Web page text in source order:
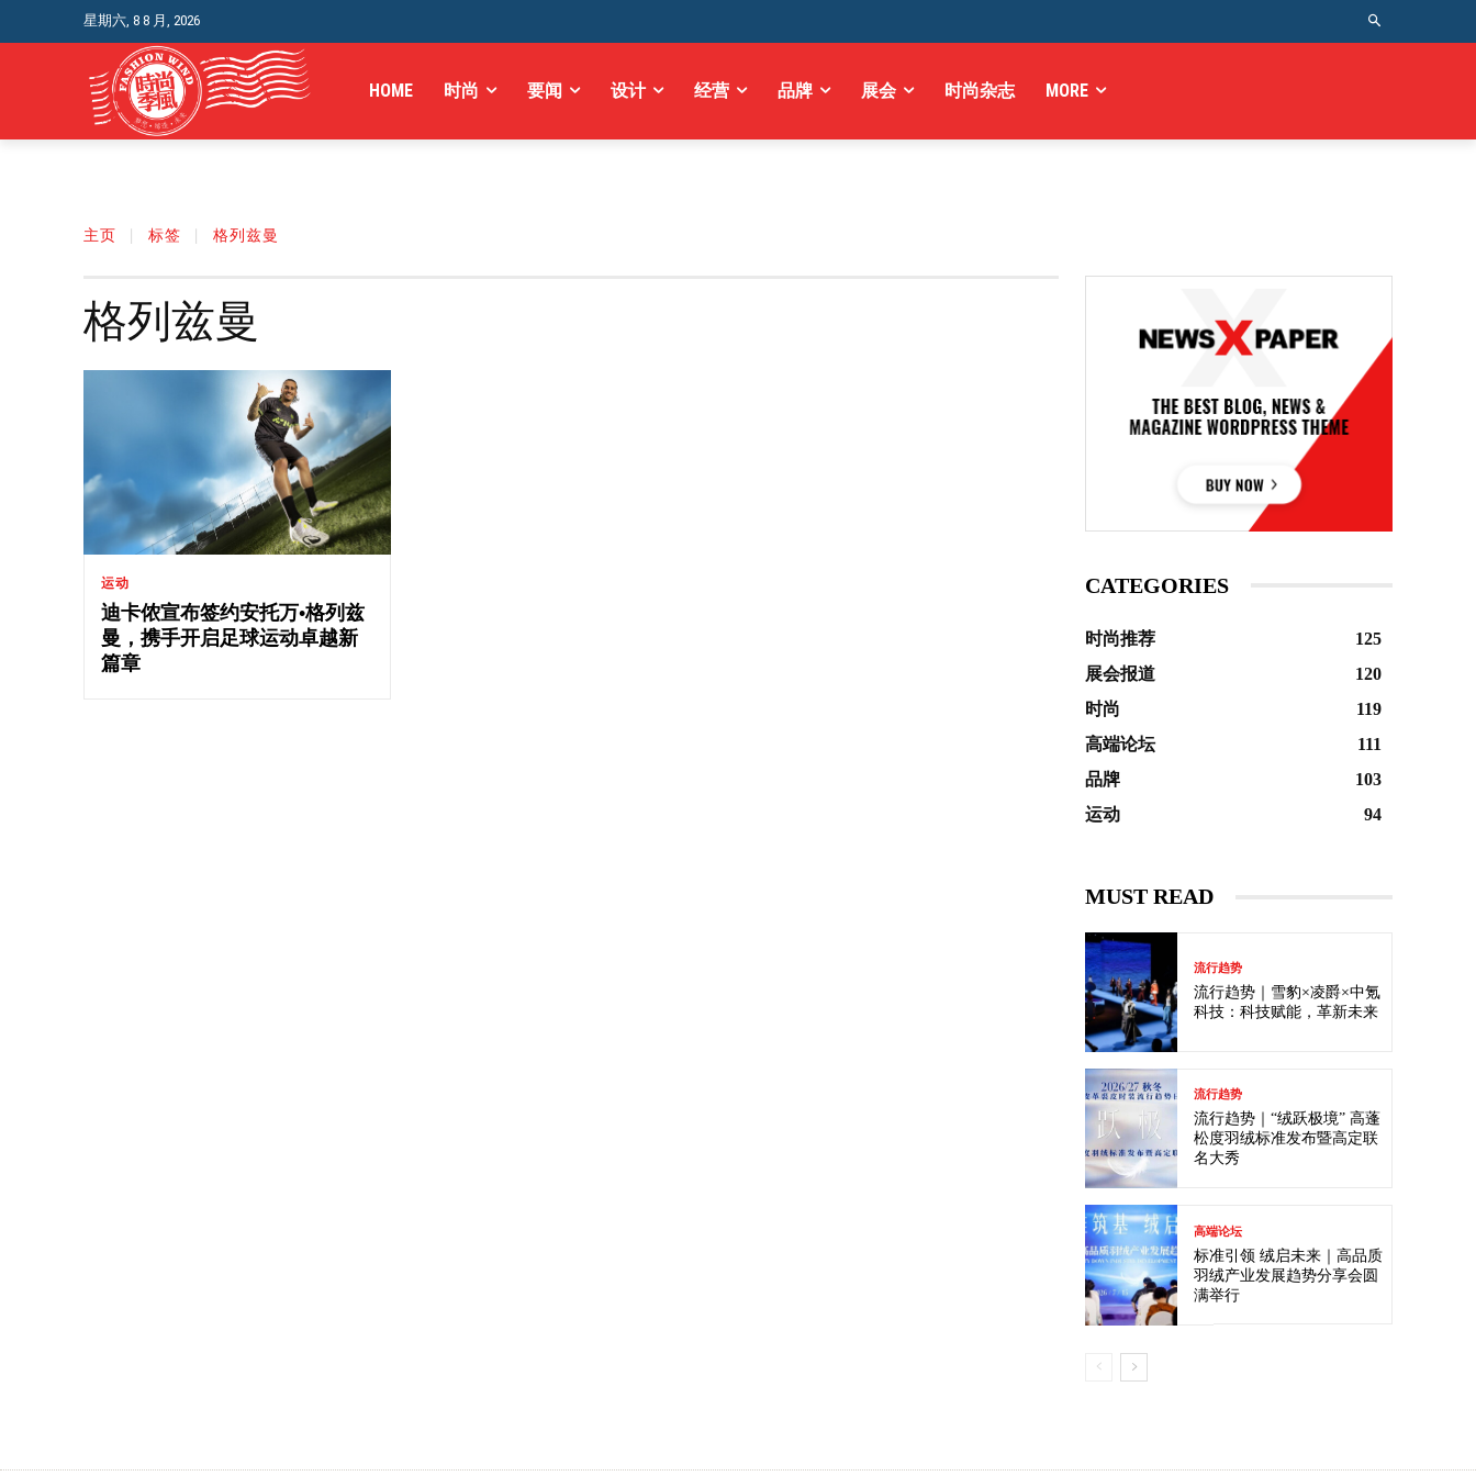
星期六, 8 8 月, 2026
HOME 时尚 要闻 设计 经营 品牌 展会 时尚杂志 MORE
主页 标签 格列兹曼
格列兹曼
运动
迪卡侬宣布签约安托万•格列兹
曼，携手开启足球运动卓越新
篇章
CATEGORIES
时尚推荐
125
展会报道
120
时尚
119
高端论坛
111
品牌
103
运动
94
MUST READ
流行趋势
流行趋势｜雪豹×凌爵×中氪
科技：科技赋能，革新未来
流行趋势
流行趋势｜“绒跃极境” 高蓬
松度羽绒标准发布暨高定联
名大秀
高端论坛
标准引领 绒启未来｜高品质
羽绒产业发展趋势分享会圆
满举行